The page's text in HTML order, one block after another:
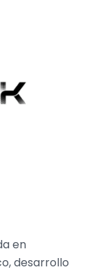
en
desarrollo